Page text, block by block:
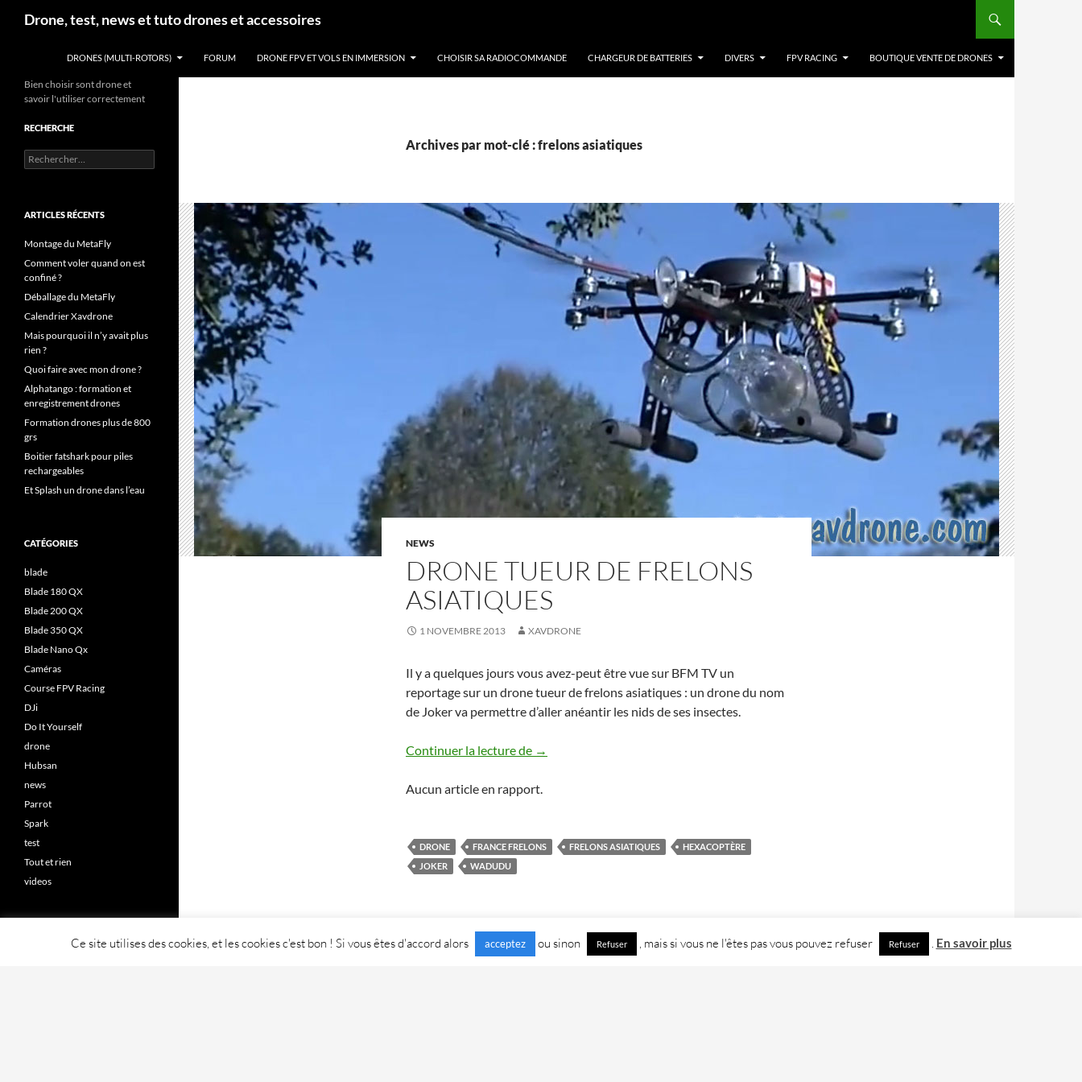
Drone, test, news et tuto drones et accessoires
DRONES (MULTI-ROTORS) FORUM DRONE FPV ET VOLS EN IMMERSION CHOISIR SA RADIOCOMMANDE CHARGEUR DE BATTERIES DIVERS FPV RACING BOUTIQUE VENTE DE DRONES
Archives par mot-clé : frelons asiatiques
NEWS
DRONE TUEUR DE FRELONS
ASIATIQUES
1 NOVEMBRE 2013 XAVDRONE
Il y a quelques jours vous avez-peut être vue sur BFM TV un
reportage sur un drone tueur de frelons asiatiques : un drone du nom
de Joker va permettre d’aller anéantir les nids de ses insectes.
Continuer la lecture de Drone tueur de frelons asiatiques
→
Aucun article en rapport.
DRONE FRANCE FRELONS FRELONS ASIATIQUES
HEXACOPTÈRE
JOKER
WADUDU
Bien choisir sont drone et
savoir l'utiliser correctement
RECHERCHE
Rechercher :
ARTICLES RÉCENTS
Montage du MetaFly
Comment voler quand on est
confiné ?
Déballage du MetaFly
Calendrier Xavdrone
Mais pourquoi il n’y avait plus
rien ?
Quoi faire avec mon drone ?
Alphatango : formation et
enregistrement drones
Formation drones plus de 800
grs
Boitier fatshark pour piles
rechargeables
Et Splash un drone dans l’eau
CATÉGORIES
blade
Blade 180 QX
Blade 200 QX
Blade 350 QX
Blade Nano Qx
Caméras
Course FPV Racing
DJi
Do It Yourself
drone
Hubsan
news
Parrot
Spark
test
Tout et rien
videos
Ce site utilises des cookies, et les cookies c'est bon ! Si vous êtes d'accord alors acceptez ou sinon Refuser , mais si vous ne l'êtes pas vous pouvez refuser Refuser . En savoir plus